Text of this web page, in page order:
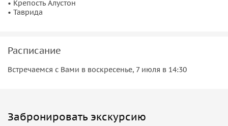
учебниках. Это прогулка, где история переплетается с
театром, а прошлое становится ближе и понятнее.
• Крепость Алустон
• Таврида
Расписание
Встречаемся с Вами в воскресенье, 7 июля в 14:30
Забронировать экскурсию